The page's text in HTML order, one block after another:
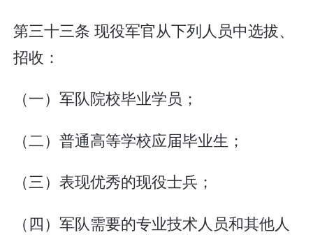
第三十三条 现役军官从下列人员中选拔、
招收：
（一）军队院校毕业学员；
（二）普通高等学校应届毕业生；
（三）表现优秀的现役士兵；
（四）军队需要的专业技术人员和其他人